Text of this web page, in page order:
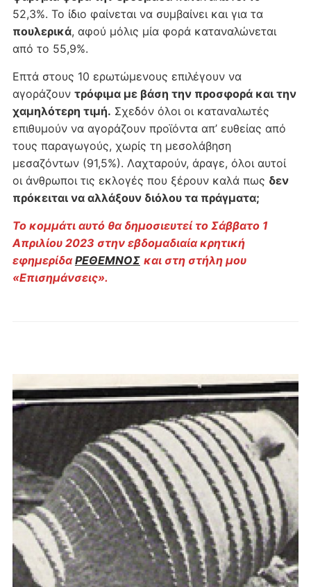
52,3%. Το ίδιο φαίνεται να συμβαίνει και για τα
πουλερικά, αφού μόλις μία φορά καταναλώνεται
από το 55,9%.
Επτά στους 10 ερωτώμενους επιλέγουν να
αγοράζουν τρόφιμα με βάση την προσφορά και την
χαμηλότερη τιμή. Σχεδόν όλοι οι καταναλωτές
επιθυμούν να αγοράζουν προϊόντα απ’ ευθείας από
τους παραγωγούς, χωρίς τη μεσολάβηση
μεσαζόντων (91,5%). Λαχταρούν, άραγε, όλοι αυτοί
οι άνθρωποι τις εκλογές που ξέρουν καλά πως δεν
πρόκειται να αλλάξουν διόλου τα πράγματα;
Το κομμάτι αυτό θα δημοσιευτεί το Σάββατο 1
Απριλίου 2023 στην εβδομαδιαία κρητική
εφημερίδαΡΕΘΕΜΝΟΣ και στη στήλη μου
«Επισημάνσεις».